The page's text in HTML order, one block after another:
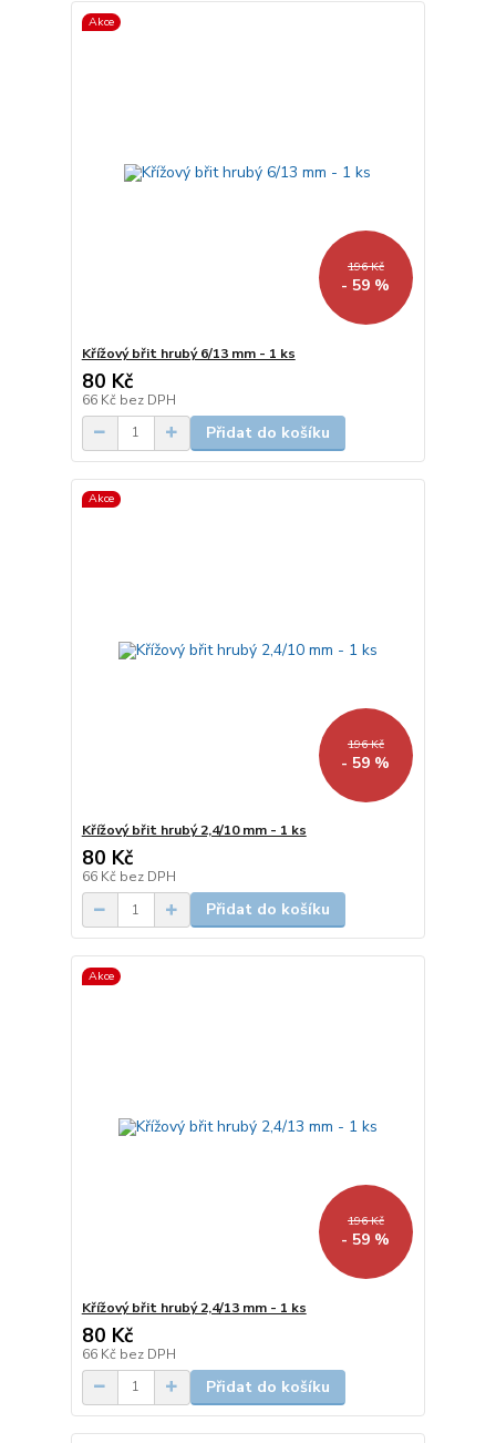
Akce
196 Kč
- 59 %
Křížový břit hrubý 6/13 mm - 1 ks
80 Kč
66 Kč bez DPH
Přidat do košíku
Akce
196 Kč
- 59 %
Křížový břit hrubý 2,4/10 mm - 1 ks
80 Kč
66 Kč bez DPH
Přidat do košíku
Akce
196 Kč
- 59 %
Křížový břit hrubý 2,4/13 mm - 1 ks
80 Kč
66 Kč bez DPH
Přidat do košíku